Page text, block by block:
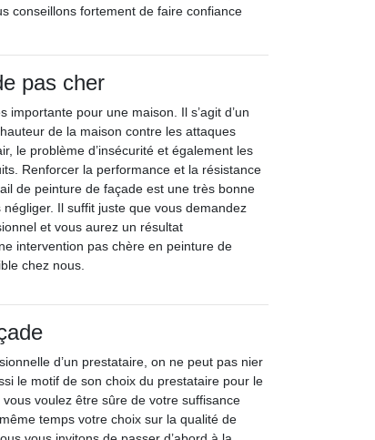
conseillons fortement de faire confiance
pas cher
importante pour une maison. Il s’agit d’un
de la maison contre les attaques
le problème d’insécurité et également les
Renforcer la performance et la résistance
de peinture de façade est une très bonne
Il suffit juste que vous demandez
et vous aurez un résultat
intervention pas chère en peinture de
chez nous.
d’un prestataire, on ne peut pas nier
le motif de son choix du prestataire pour le
voulez être sûre de votre suffisance
temps votre choix sur la qualité de